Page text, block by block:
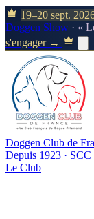
19–20 sept.
Doggen Show · «
s'engager →
Doggen Club de
Depuis 1923 · SCC
Le Club